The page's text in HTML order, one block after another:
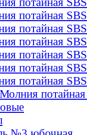
потайная SBS
потайная SBS
потайная SBS
потайная SBS
потайная SBS
потайная SBS